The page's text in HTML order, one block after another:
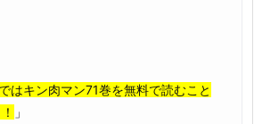
はキン肉マン71巻を無料で読むこと
」